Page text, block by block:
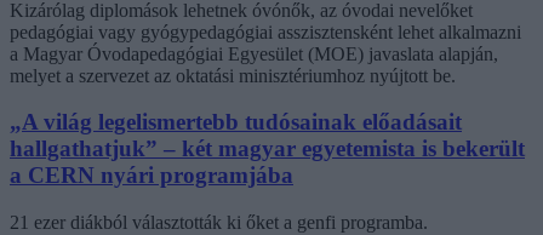
Kizárólag diplomások lehetnek óvónők, az óvodai nevelőket
pedagógiai vagy gyógypedagógiai asszisztensként lehet alkalmazni
a Magyar Óvodapedagógiai Egyesület (MOE) javaslata alapján,
melyet a szervezet az oktatási minisztériumhoz nyújtott be.
„A világ legelismertebb tudósainak előadásait
hallgathatjuk” – két magyar egyetemista is bekerült
a CERN nyári programjába
21 ezer diákból választották ki őket a genfi programba.